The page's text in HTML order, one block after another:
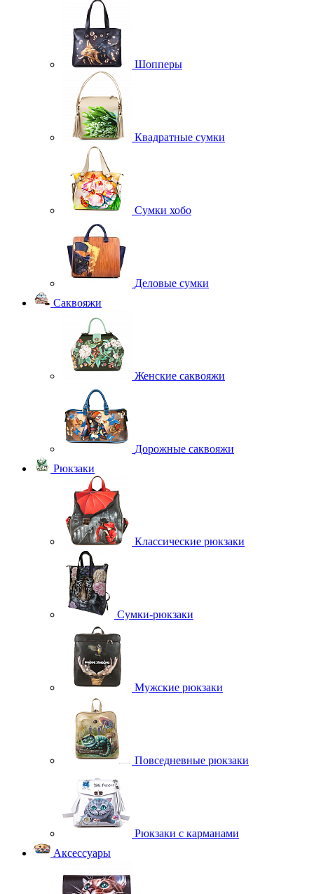
Шопперы
Квадратные сумки
Сумки хобо
Деловые сумки
Саквояжи
Женские саквояжи
Дорожные саквояжи
Рюкзаки
Классические рюкзаки
Сумки-рюкзаки
Мужские рюкзаки
Повседневные рюкзаки
Рюкзаки с карманами
Аксессуары